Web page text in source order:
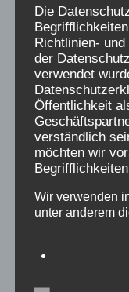
oder ein
Mit
Anja Röhl, am
Für die
Die
Richtlinien-
der
verwendet
Öffentlichkeit
verständlich
möchten wir
Wir verwenden
unter anderem